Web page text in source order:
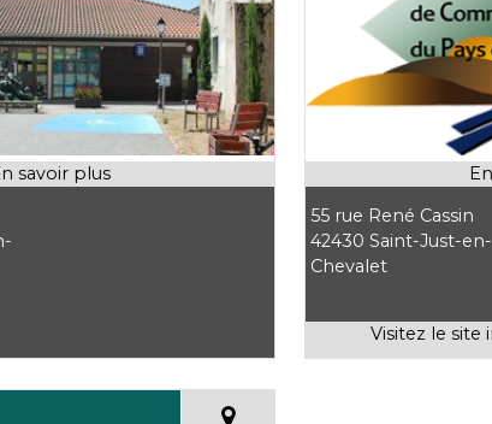
55 rue René Cassin
42430 Saint-Just-en-
Chevalet